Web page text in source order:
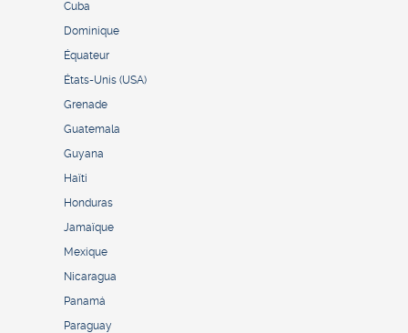
Cuba
Dominique
Équateur
États-Unis (USA)
Grenade
Guatemala
Guyana
Haïti
Honduras
Jamaïque
Mexique
Nicaragua
Panamá
Paraguay